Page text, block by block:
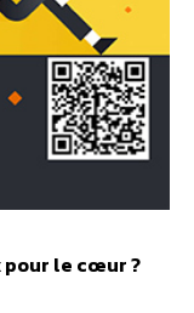
pour le cœur ?